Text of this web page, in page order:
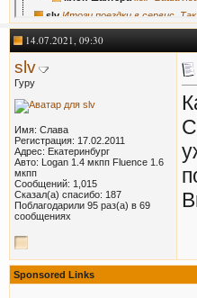
slv Итоги поездки в сервис.
14.07.2021, 09:30
slv
Гуру
Имя: Слава
Регистрация: 17.02.2011
Адрес: Екатеринбург
Авто: Logan 1.4 мкпп Fluence 1.6
мкпп
Сообщений: 1,015
Сказал(а) спасибо: 187
Поблагодарили 95 раз(а) в 69
сообщениях
Sponsored Links